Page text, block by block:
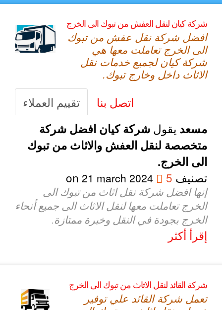
شركة كيان لنقل العفش من تبوك الى الخرج
افضل شركة نقل عفش من تبوك
الى الخرج تعاملت معها هي
شركة كيان لجميع خدمات نقل
الاثاث داخل وخارج تبوك.
تقييم العملاء
اتصل بنا
مسعديقولشركة كيان افضل شركة
متخصصة لنقل العفش والاثاث من تبوك
الى الخرج.
تصنيف5
21 march 2024
إنها افضل شركة نقل اثاث من تبوك الى
الخرج تعاملت معها لنقل الاثاث الى جميع أنحاء
الخرج بجودة في النقل وخبرة ممتازة.
إقرأ أكثر
شركة القائد لنقل الاثاث من تبوك الى الخرج
تعمل شركة القائد علي توفير